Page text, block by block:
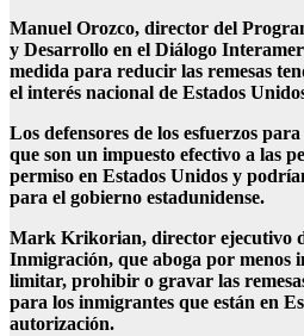
Manuel Orozco, director del
y Desarrollo en el Diálogo
medida para reducir las remesas
el interés nacional de Estados
Los defensores de los esfuerzos
que son un impuesto efectivo a las
permiso en Estados Unidos y
para el gobierno estadunidense.
Mark Krikorian, director ejecutivo
Inmigración, que aboga por menos
limitar, prohibir o gravar las
para los inmigrantes que están en
autorización.